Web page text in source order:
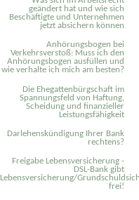
geändert hat und wie sich
Beschäftigte und Unternehmen
jetzt absichern können
Anhörungsbogen bei
Verkehrsverstoß: Muss ich den
Anhörungsbogen ausfüllen und
wie verhalte ich mich am besten?
Die Ehegattenbürgschaft im
Spannungsfeld von Haftung,
Scheidung und finanzieller
Leistungsfähigkeit
Darlehenskündigung Ihrer Bank
rechtens?
Freigabe Lebensversicherung -
DSL-Bank gibt
Lebensversicherung/
frei!